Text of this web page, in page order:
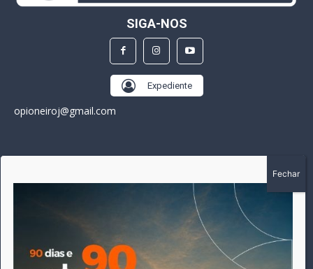
SIGA-NOS
Expediente
opioneiroj@gmail.com
A história do Pioneiro inicia em fevereiro de 2005 em
Canarana - MT, na época, como um jornal impresso semanal,
que chegou a possuir mil assinantes. Durante 15 anos, foram
publicadas 691 edições que narraram os acontecimentos
políticos, policiais e cotidianos de Canarana e região. Fiel a sua